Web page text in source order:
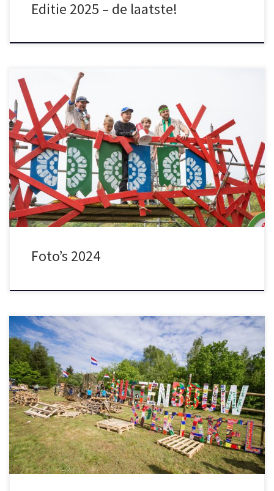
Editie 2025 – de laatste!
DIT WAS HUTTENBOUWSPEKTAKEL 2024 Griezelige spookhuizen,
een echt reuzenrad en de winnende draaimolen; wat een
prachtige kermisattracties werden er gebouwd op de kermis-
editie van het Huttenbouwspektakel! En de hutten waren niet het
enige in thema: tussen het timmeren door konden de kinderen
rollen in de aquabubbles, springen op de bungeetrampolines […]
Foto’s 2024
Voor het derde jaar op rij zijn alle bouwkavels van het
Huttenbouwspektakel vergeven. Dat betekent dat je geen nieuwe
groepen meer kunt inschrijven. Heb je je groep al ingeschreven?
Dan kun je wel anderen uitnodigen om mee te doen met jouw
groep, tot maximaal 8 kinderen per groep. Hiervoor heb […]